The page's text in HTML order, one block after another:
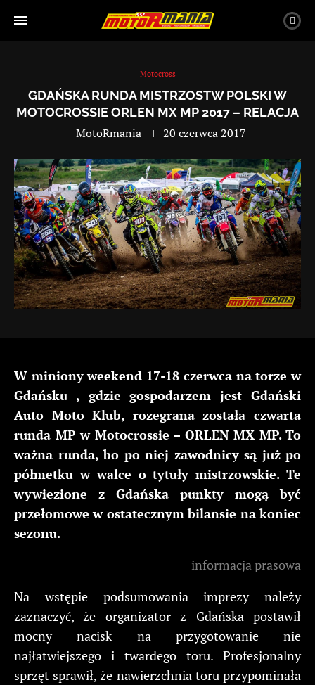
Motocross
GDAŃSKA RUNDA MISTRZOSTW POLSKI W
MOTOCROSSIE ORLEN MX MP 2017 – RELACJA
-MotoRmania 20 czerwca 2017
W miniony weekend 17-18 czerwca na torze w
Gdańsku , gdzie gospodarzem jest Gdański
Auto Moto Klub, rozegrana została czwarta
runda MP w Motocrossie – ORLEN MX MP. To
ważna runda, bo po niej zawodnicy są już po
półmetku w walce o tytuły mistrzowskie. Te
wywiezione z Gdańska punkty mogą być
przełomowe w ostatecznym bilansie na koniec
sezonu.
informacja prasowa
Na wstępie podsumowania imprezy należy
zaznaczyć, że organizator z Gdańska postawił
mocny nacisk na przygotowanie nie
najłatwiejszego i twardego toru. Profesjonalny
sprzęt sprawił, że nawierzchnia toru przypominała